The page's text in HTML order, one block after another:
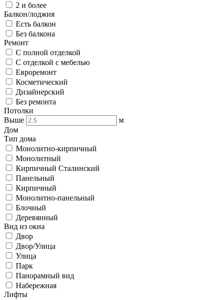
2 и более
Балкон/лоджия
Есть балкон
Без балкона
Ремонт
С полной отделкой
С отделкой с мебелью
Евроремонт
Косметический
Дизайнерский
Без ремонта
Потолки
Выше
м
Дом
Тип дома
Монолитно-кирпичный
Монолитный
Кирпичный Сталинский
Панельный
Кирпичный
Монолитно-панельный
Блочный
Деревянный
Вид из окна
Двор
Двор/Улица
Улица
Парк
Панорамный вид
Набережная
Лифты